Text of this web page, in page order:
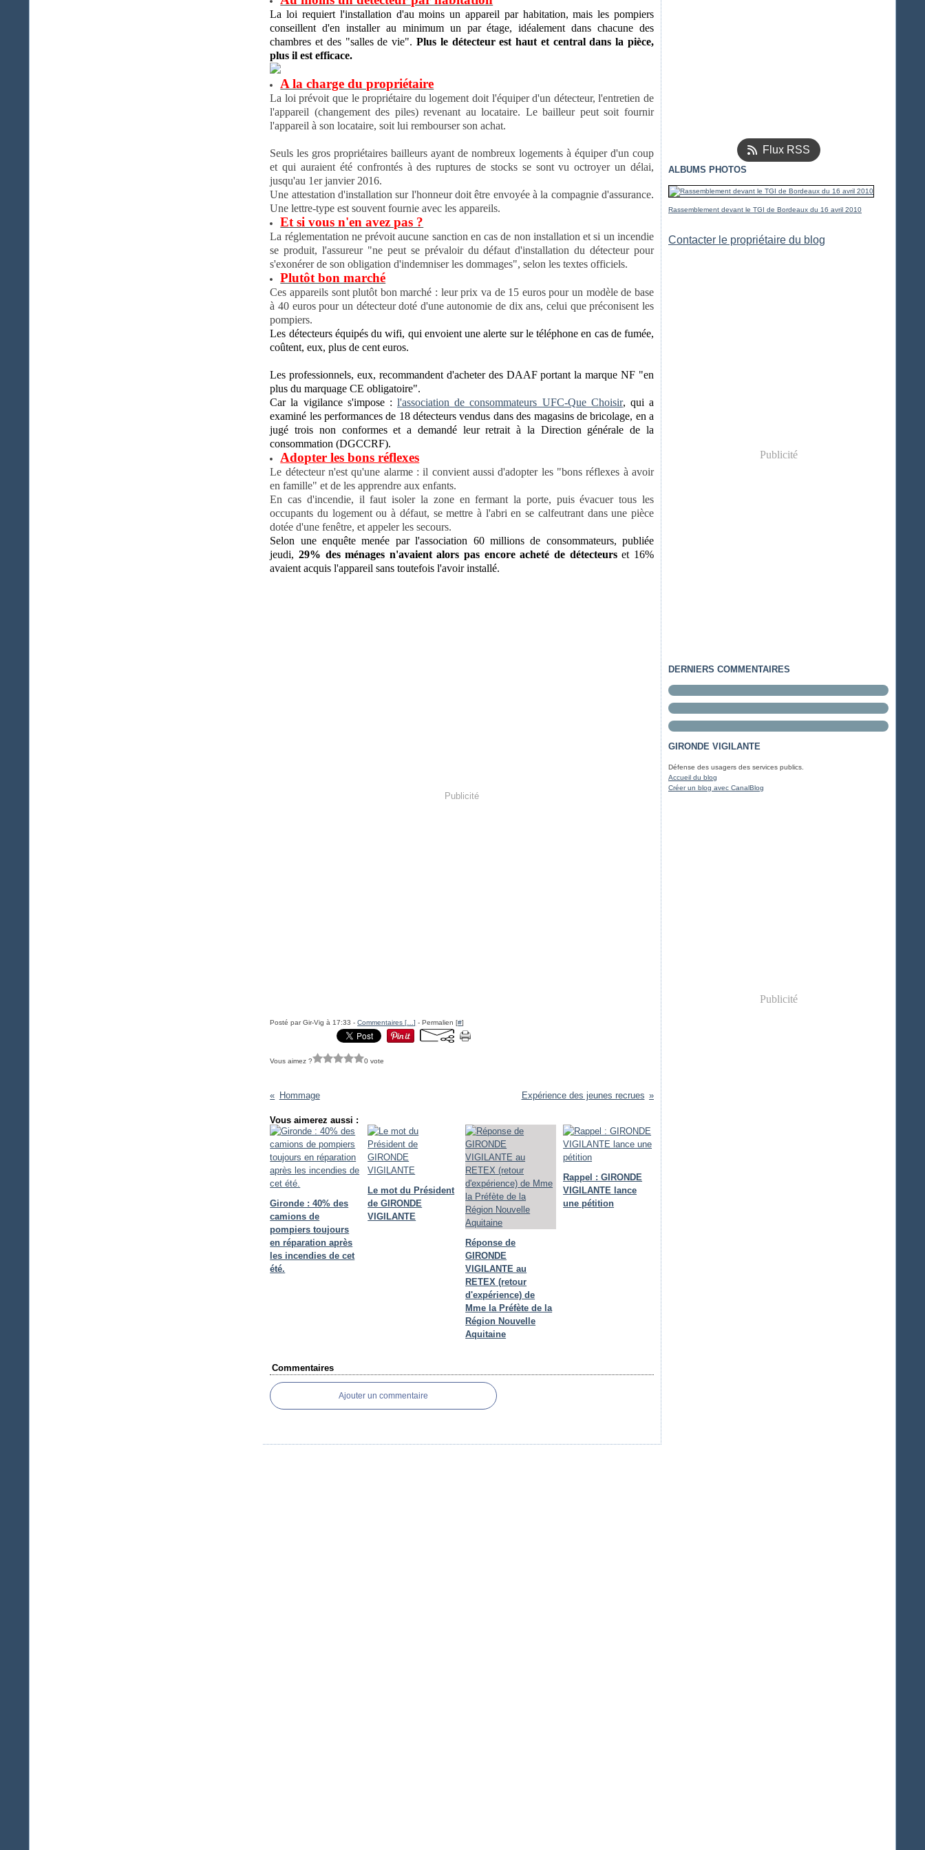
La loi requiert l'installation d'au moins un appareil par habitation, mais les pompiers
conseillent d'en installer au minimum un par étage, idéalement dans chacune des
chambres et des "salles de vie". Plus le détecteur est haut et central dans la pièce,
plus il est efficace.
A la charge du propriétaire
La loi prévoit que le propriétaire du logement doit l'équiper d'un détecteur, l'entretien de
l'appareil (changement des piles) revenant au locataire. Le bailleur peut soit fournir
l'appareil à son locataire, soit lui rembourser son achat.
Seuls les gros propriétaires bailleurs ayant de nombreux logements à équiper d'un coup
et qui auraient été confrontés à des ruptures de stocks se sont vu octroyer un délai,
jusqu'au 1er janvier 2016.
Une attestation d'installation sur l'honneur doit être envoyée à la compagnie d'assurance.
Une lettre-type est souvent fournie avec les appareils.
Et si vous n'en avez pas ?
La réglementation ne prévoit aucune sanction en cas de non installation et si un incendie
se produit, l'assureur "ne peut se prévaloir du défaut d'installation du détecteur pour
s'exonérer de son obligation d'indemniser les dommages", selon les textes officiels.
Plutôt bon marché
Ces appareils sont plutôt bon marché : leur prix va de 15 euros pour un modèle de base
à 40 euros pour un détecteur doté d'une autonomie de dix ans, celui que préconisent les
pompiers.
Les détecteurs équipés du wifi, qui envoient une alerte sur le téléphone en cas de fumée,
coûtent, eux, plus de cent euros.
Les professionnels, eux, recommandent d'acheter des DAAF portant la marque NF "en
plus du marquage CE obligatoire".
Car la vigilance s'impose :l'association de consommateurs UFC-Que Choisir, qui a
examiné les performances de 18 détecteurs vendus dans des magasins de bricolage, en a
jugé trois non conformes et a demandé leur retrait à la Direction générale de la
consommation (DGCCRF).
Adopter les bons réflexes
Le détecteur n'est qu'une alarme : il convient aussi d'adopter les "bons réflexes à avoir
en famille" et de les apprendre aux enfants.
En cas d'incendie, il faut isoler la zone en fermant la porte, puis évacuer tous les
occupants du logement ou à défaut, se mettre à l'abri en se calfeutrant dans une pièce
dotée d'une fenêtre, et appeler les secours.
Selon une enquête menée par l'association 60 millions de consommateurs, publiée
jeudi, 29% des ménages n'avaient alors pas encore acheté de détecteurset 16%
avaient acquis l'appareil sans toutefois l'avoir installé.
Publicité
Posté par Gir-Vig à 17:33 -Commentaires [ …] - Permalien [#]
Vous aimez ? 0 vote
Hommage Expérience des jeunes recrues
Vous aimerez aussi :
Gironde : 40% des
camions de
pompiers toujours
en réparation après
les incendies de cet
été.
Le mot du Président
de GIRONDE
VIGILANTE
Réponse de
GIRONDE
VIGILANTE au
RETEX (retour
d'expérience) de
Mme la Préfète de la
Région Nouvelle
Aquitaine
Rappel : GIRONDE
VIGILANTE lance
une pétition
Commentaires
Ajouter un commentaire
Flux RSS
ALBUMS PHOTOS
Rassemblement devant le TGI de Bordeaux du 16 avril 2010
Contacter le propriétaire du blog
Publicité
DERNIERS COMMENTAIRES
GIRONDE VIGILANTE
Défense des usagers des services publics.
Accueil du blog
Créer un blog avec CanalBlog
Publicité